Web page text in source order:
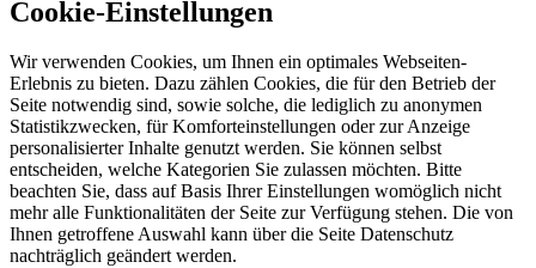
Cookie-Einstellungen
Wir verwenden Cookies, um Ihnen ein optimales Webseiten-
Erlebnis zu bieten. Dazu zählen Cookies, die für den Betrieb der
Seite notwendig sind, sowie solche, die lediglich zu anonymen
Statistikzwecken, für Komforteinstellungen oder zur Anzeige
personalisierter Inhalte genutzt werden. Sie können selbst
entscheiden, welche Kategorien Sie zulassen möchten. Bitte
beachten Sie, dass auf Basis Ihrer Einstellungen womöglich nicht
mehr alle Funktionalitäten der Seite zur Verfügung stehen. Die von
Ihnen getroffene Auswahl kann über die Seite Datenschutz
nachträglich geändert werden.